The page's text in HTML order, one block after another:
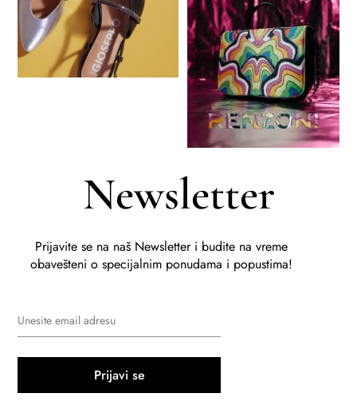
Newsletter
Prijavite se na naš Newsletter i budite na vreme
obavešteni o specijalnim ponudama i popustima!
Prijavi se